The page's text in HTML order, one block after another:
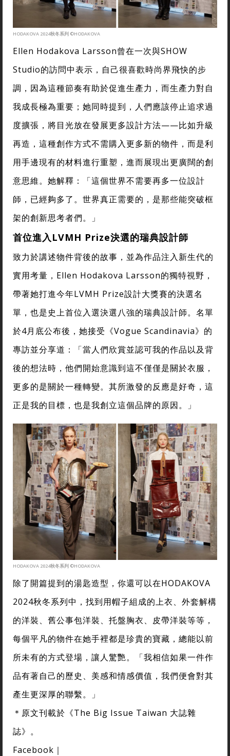
HODAKOVA 2024秋冬系列 ©HODAKOVA
Ellen Hodakova Larsson曾在一次與SHOW
Studio的訪問中表示，自己很喜歡時尚界飛快的步
調，因為這種節奏有助於促進生產力，而生產力對自
我成長極為重要；她同時提到，人們應該停止追求過
度擴張，將目光放在發展更多設計方法——比如升級
再造，這種創作方式不需購入更多新的物件，而是利
用手邊現有的材料進行重塑，進而展現出更廣闊的創
意思維。她解釋：「這個世界不需要再多一位設計
師，已經夠多了。世界真正需要的，是那些能突破框
架的創新思考者們。」
首位進入LVMH Prize決選的瑞典設計師
致力於講述物件背後的故事，並為作品注入新生代的
實用考量，Ellen Hodakova Larsson的獨特視野，
帶著她打進今年LVMH Prize設計大獎賽的決選名
單，也是史上首位入選決選八強的瑞典設計師。名單
於4月底公布後，她接受《Vogue Scandinavia》的
專訪並分享道：「當人們欣賞並認可我的作品以及背
後的想法時，他們開始意識到這不僅僅是關於衣服，
更多的是關於一種轉變。其所激發的反應是好奇，這
正是我的目標，也是我創立這個品牌的原因。」
HODAKOVA 2024秋冬系列 ©HODAKOVA
除了開篇提到的湯匙造型，你還可以在HODAKOVA
2024秋冬系列中，找到用帽子組成的上衣、外套解構
的洋裝、舊公事包洋裝、托盤胸衣、皮帶洋裝等等，
每個平凡的物件在她手裡都是珍貴的寶藏，總能以前
所未有的方式登場，讓人驚艷。「我相信如果一件作
品有著自己的歷史、美感和情感價值，我們便會對其
產生更深厚的聯繫。」
＊原文刊載於《The Big Issue Taiwan 大誌雜
誌》。
Facebook｜